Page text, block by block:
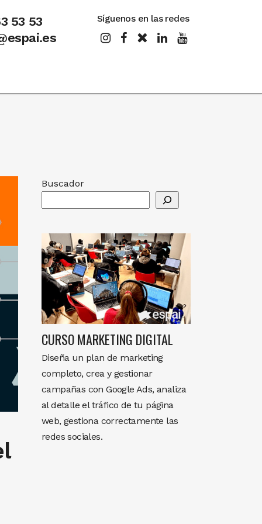
53 53
Síguenos en las redes
Buscador
CURSO MARKETING DIGITAL
Diseña un plan de marketing
completo, crea y gestionar
campañas con Google Ads, analiza
al detalle el tráfico de tu página
web, gestiona correctamente las
redes sociales.